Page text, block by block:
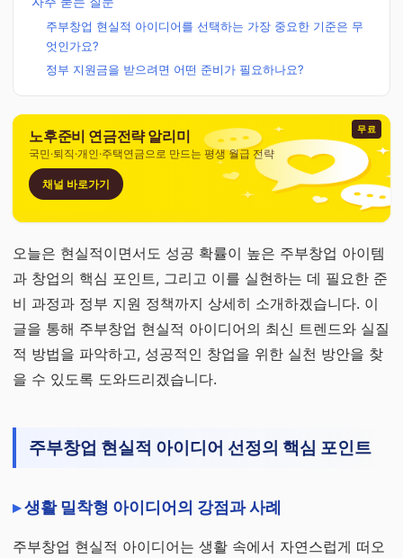
주부창업 현실적 아이디어를 선택하는 가장 중요한 기준은 무
엇인가요?
정부 지원금을 받으려면 어떤 준비가 필요하나요?
무료
노후준비 연금전략 알리미
국민·퇴직·개인·주택연금으로 만드는 평생 월급 전략
채널 바로가기
오늘은 현실적이면서도 성공 확률이 높은 주부창업 아이템
과 창업의 핵심 포인트, 그리고 이를 실현하는 데 필요한 준
비 과정과 정부 지원 정책까지 상세히 소개하겠습니다. 이
글을 통해 주부창업 현실적 아이디어의 최신 트렌드와 실질
적 방법을 파악하고, 성공적인 창업을 위한 실천 방안을 찾
을 수 있도록 도와드리겠습니다.
주부창업 현실적 아이디어 선정의 핵심 포인트
생활 밀착형 아이디어의 강점과 사례
주부창업 현실적 아이디어는 생활 속에서 자연스럽게 떠오